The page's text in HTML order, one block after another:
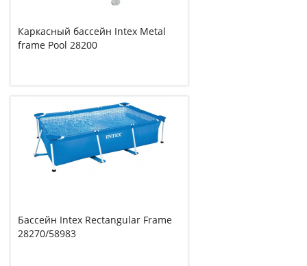
Каркасный бассейн Intex Metal
frame Pool 28200
Бассейн Intex Rectangular Frame
28270/58983